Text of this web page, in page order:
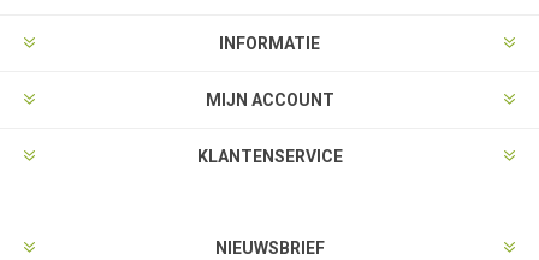
INFORMATIE
MIJN ACCOUNT
KLANTENSERVICE
NIEUWSBRIEF